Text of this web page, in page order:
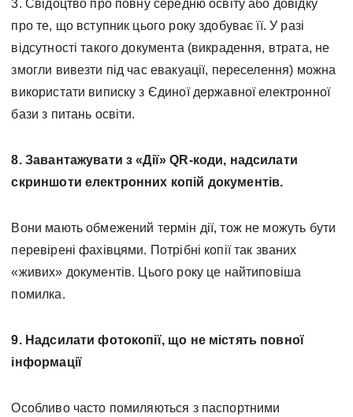
3. Свідоцтво про повну середню освіту або довідку
про те, що вступник цього року здобуває її. У разі
відсутності такого документа (викрадення, втрата, не
змогли вивезти під час евакуації, переселення) можна
використати виписку з Єдиної державної електронної
бази з питань освіти.
8. Завантажувати з «Дії» QR-коди, надсилати
скриншоти електронних копій документів.
Вони мають обмежений термін дії, тож не можуть бути
перевірені фахівцями. Потрібні копії так званих
«живих» документів. Цього року це найтиповіша
помилка.
9. Надсилати фотокопії, що не містять повної
інформації
Особливо часто помиляються з паспортними